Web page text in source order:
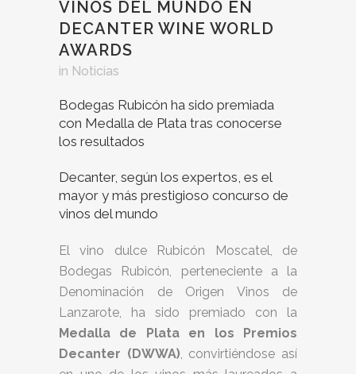
VINOS DEL MUNDO EN
DECANTER WINE WORLD
AWARDS
in Noticias
Bodegas Rubicón ha sido premiada
con Medalla de Plata tras conocerse
los resultados
Decanter, según los expertos, es el
mayor y más prestigioso concurso de
vinos del mundo
El vino dulce Rubicón Moscatel, de
Bodegas Rubicón, perteneciente a la
Denominación de Origen Vinos de
Lanzarote, ha sido premiado con la
Medalla de Plata en los Premios
Decanter (DWWA), convirtiéndose así